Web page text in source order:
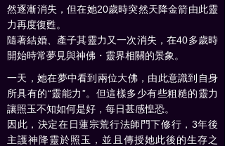
然逐漸消失，但在她20歲時突然天降金箭由此靈
力再度復甦。
隨著結婚、產子其靈力又一次消失，在40多歲時
開始時常夢見與神佛・靈界相關的景象。
一天，她在夢中看到兩位大佛，由此意識到自身
所具有的“靈能力”。但這樣多少有些粗糙的靈力
讓照玉不知如何是好，每日甚感惶恐。
因此，決定在日蓮宗荒行法師門下修行，3年後
主護神降靈於照玉，並且傳授她此後的生存之